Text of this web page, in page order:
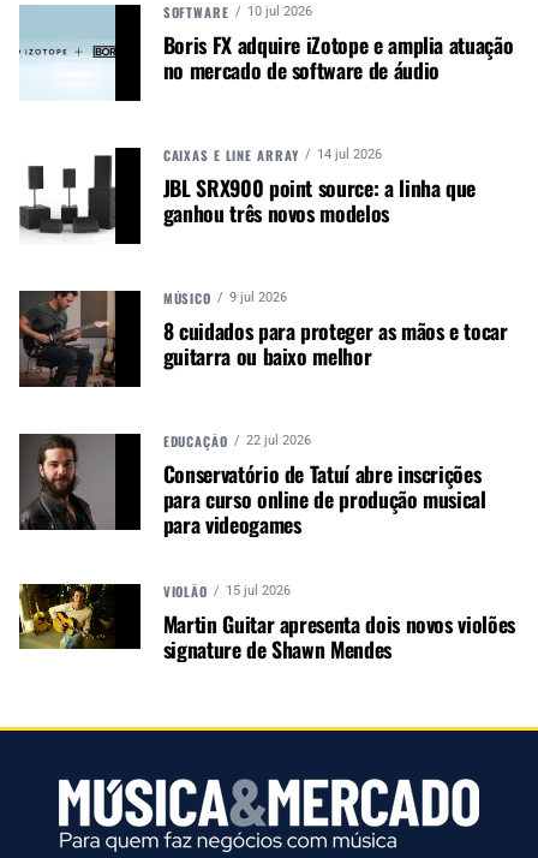
TÓPICOS RELACIONADOS: AMPLIFICADOR
PRÓXIMO
Celestion apresenta o novo Suhr Cabinet Impulse Responses
NÃO PERCA
Fremúsica terá audiência com Secretário Nacional de
SOFTWARE 10 jul 2026
Boris FX adquire iZotope e amplia atuação
no mercado de software de áudio
CAIXAS E LINE ARRAY 14 jul 2026
JBL SRX900 point source: a linha que
ganhou três novos modelos
MÚSICO 9 jul 2026
8 cuidados para proteger as mãos e tocar
guitarra ou baixo melhor
EDUCAÇÃO 22 jul 2026
Conservatório de Tatuí abre inscrições
para curso online de produção musical
para videogames
VIOLÃO 15 jul 2026
Martin Guitar apresenta dois novos violões
signature de Shawn Mendes